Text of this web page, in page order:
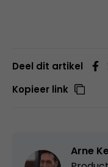
Deel dit artikel
Kopieer link
Arne